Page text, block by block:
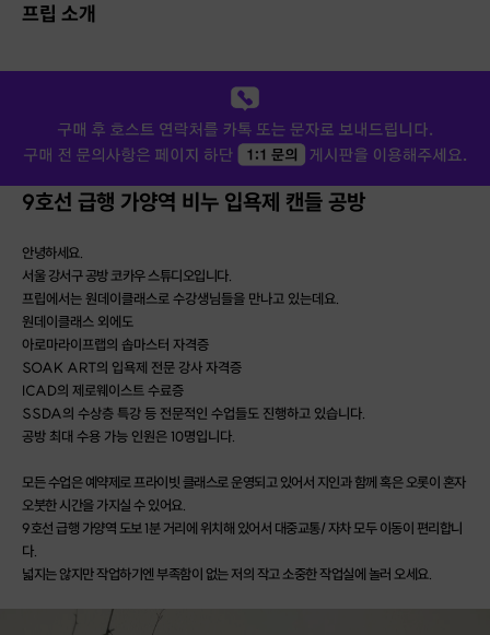
프립 소개
9호선 급행 가양역 비누 입욕제 캔들 공방
안녕하세요.
서울 강서구 공방 코카우 스튜디오입니다.
프립에서는 원데이클래스로 수강생님들을 만나고 있는데요.
원데이클래스 외에도
아로마라이프랩의 솝마스터 자격증
SOAK ART의 입욕제 전문 강사 자격증
ICAD의 제로웨이스트 수료증
SSDA의 수상층 특강 등 전문적인 수업들도 진행하고 있습니다.
공방 최대 수용 가능 인원은 10명입니다.
모든 수업은 예약제로 프라이빗 클래스로 운영되고 있어서 지인과 함께 혹은 오롯이 혼자
오붓한 시간을 가지실 수 있어요.
9호선 급행 가양역 도보 1분 거리에 위치해 있어서 대중교통/ 자차 모두 이동이 편리합니
다.
넓지는 않지만 작업하기엔 부족함이 없는 저의 작고 소중한 작업실에 놀러 오세요.